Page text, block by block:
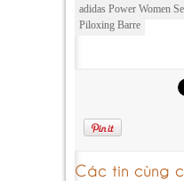
adidas Power Women
Piloxing Barre
Các tin cùng